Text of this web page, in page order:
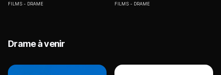
FILMS DRAME FILMS DRAME
Drame à venir